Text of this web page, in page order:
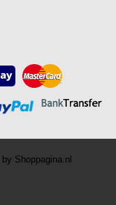
Shoppagina.nl